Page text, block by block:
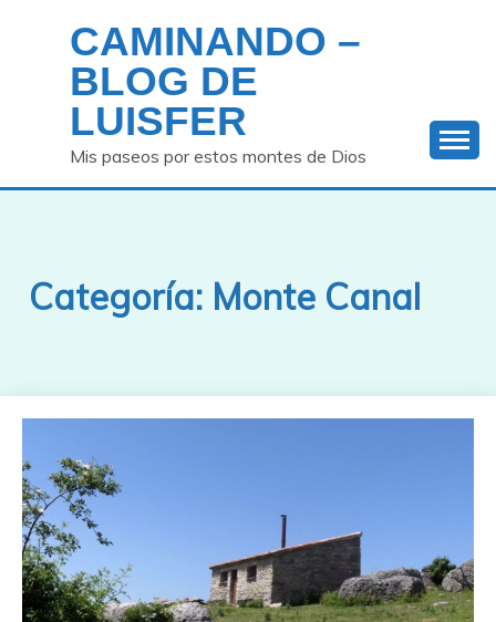
contenido
CAMINANDO –
BLOG DE
LUISFER
Mis paseos por estos montes de Dios
Categoría: Monte Canal